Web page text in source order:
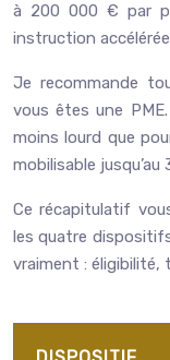
à 200 000 € par
instruction
Je recommande
vous êtes une
moins lourd que
mobilisable jusqu’au
Ce récapitulatif
les quatre
vraiment : éligibilité,